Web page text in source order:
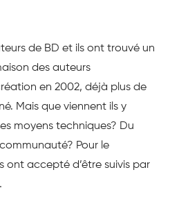
de BD et ils ont trouvé un
des auteurs
en 2002, déjà plus de
Mais que viennent ils y
moyens techniques? Du
Pour le
ont accepté d’être suivis par